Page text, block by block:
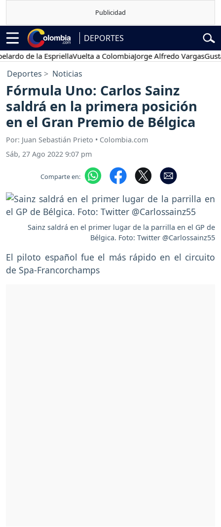
DEPORTES
de la EspriellaVuelta a ColombiaJorge Alfredo VargasGustavo
Deportes Noticias
Fórmula Uno: Carlos Sainz
saldrá en la primera posición
en el Gran Premio de Bélgica
Por: Juan Sebastián Prieto • Colombia.com
Sáb, 27 Ago 2022 9:07 pm
Comparte en:
Sainz saldrá en el primer lugar de la parrilla en el GP de
Bélgica. Foto: Twitter @Carlossainz55
El piloto español fue el más rápido en el circuito
de Spa-Francorchamps